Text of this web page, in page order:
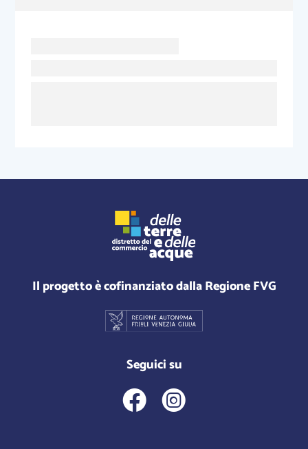
Il progetto è cofinanziato dalla Regione FVG
Seguici su